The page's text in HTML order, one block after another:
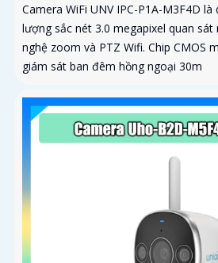
Camera WiFi UNV IPC-P1A-M3F4D
lượng sắc nét 3.0 megapixel quan
nghệ zoom và PTZ Wifi. Chip CMOS
giám sát ban đêm hồng ngoại 30m